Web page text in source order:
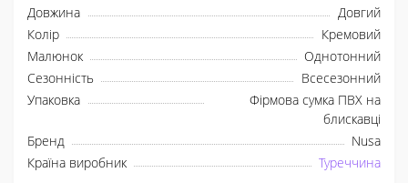
Довжина
Довгий
Колір
Кремовий
Малюнок
Однотонний
Сезонність
Всесезонний
Упаковка
Фірмова сумка ПВХ на
блискавці
Бренд
Nusa
Країна виробник
Туреччина